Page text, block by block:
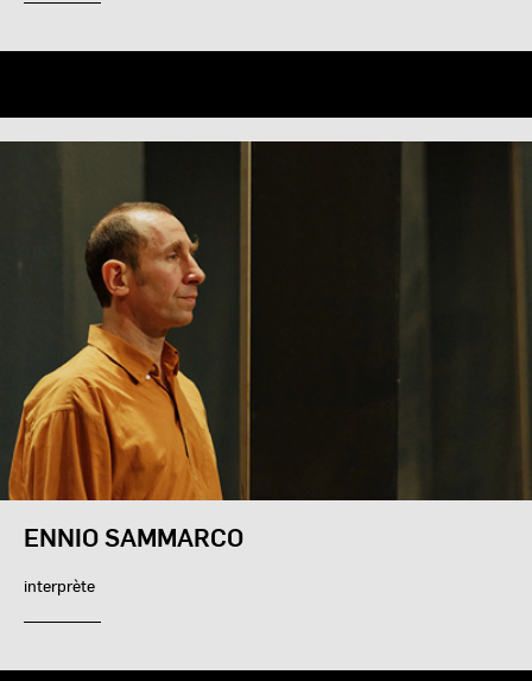
ENNIO SAMMARCO
interprète